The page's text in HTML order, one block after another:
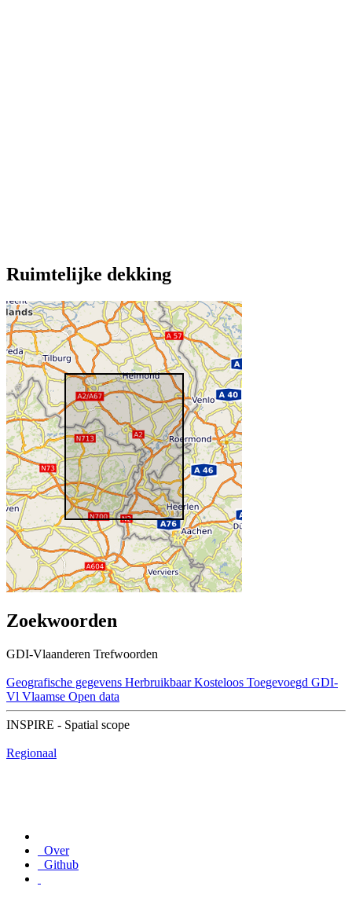
Ruimtelijke dekking
Zoekwoorden
GDI-Vlaanderen Trefwoorden
Geografische gegevens Herbruikbaar Kosteloos Toegevoegd GDI-
Vl Vlaamse Open data
INSPIRE - Spatial scope
Regionaal
Over
Github